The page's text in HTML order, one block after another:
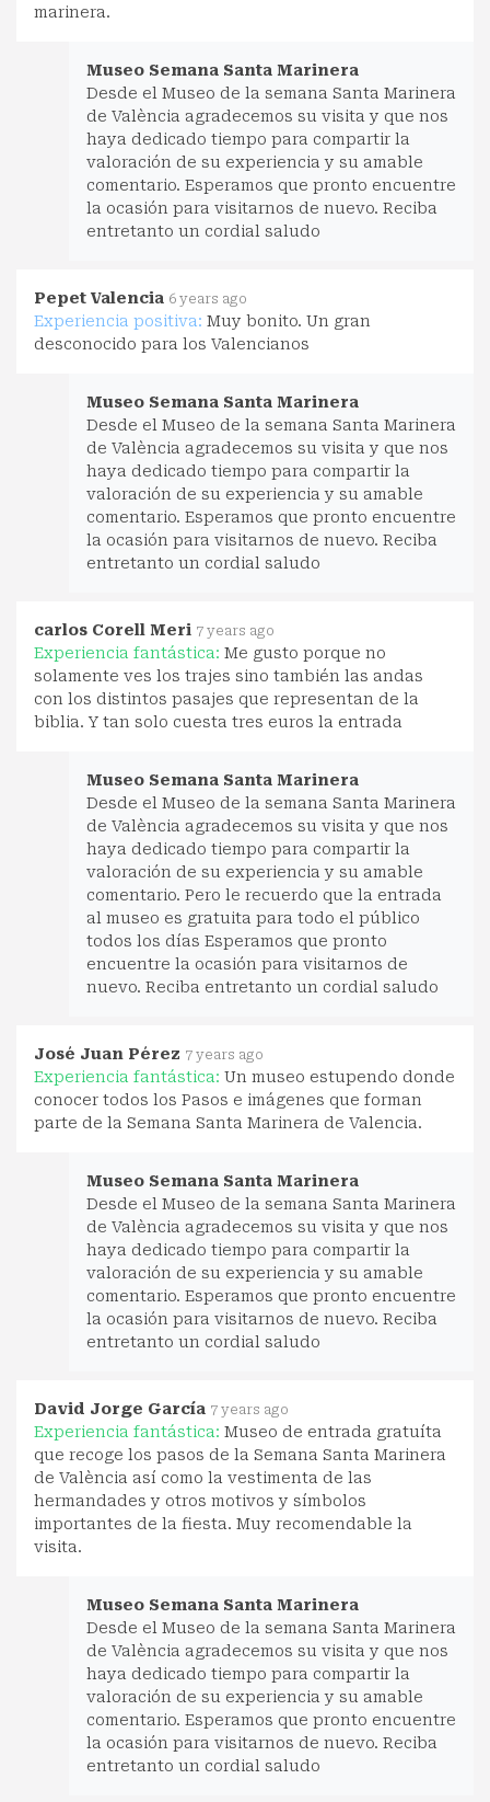
marinera.
Museo Semana Santa Marinera
Desde el Museo de la semana Santa Marinera
de València agradecemos su visita y que nos
haya dedicado tiempo para compartir la
valoración de su experiencia y su amable
comentario. Esperamos que pronto encuentre
la ocasión para visitarnos de nuevo. Reciba
entretanto un cordial saludo
Pepet Valencia 6 years ago
Experiencia positiva: Muy bonito. Un gran
desconocido para los Valencianos
Museo Semana Santa Marinera
Desde el Museo de la semana Santa Marinera
de València agradecemos su visita y que nos
haya dedicado tiempo para compartir la
valoración de su experiencia y su amable
comentario. Esperamos que pronto encuentre
la ocasión para visitarnos de nuevo. Reciba
entretanto un cordial saludo
carlos Corell Meri 7 years ago
Experiencia fantástica: Me gusto porque no
solamente ves los trajes sino también las andas
con los distintos pasajes que representan de la
biblia. Y tan solo cuesta tres euros la entrada
Museo Semana Santa Marinera
Desde el Museo de la semana Santa Marinera
de València agradecemos su visita y que nos
haya dedicado tiempo para compartir la
valoración de su experiencia y su amable
comentario. Pero le recuerdo que la entrada
al museo es gratuita para todo el público
todos los días Esperamos que pronto
encuentre la ocasión para visitarnos de
nuevo. Reciba entretanto un cordial saludo
José Juan Pérez 7 years ago
Experiencia fantástica: Un museo estupendo donde
conocer todos los Pasos e imágenes que forman
parte de la Semana Santa Marinera de Valencia.
Museo Semana Santa Marinera
Desde el Museo de la semana Santa Marinera
de València agradecemos su visita y que nos
haya dedicado tiempo para compartir la
valoración de su experiencia y su amable
comentario. Esperamos que pronto encuentre
la ocasión para visitarnos de nuevo. Reciba
entretanto un cordial saludo
David Jorge García 7 years ago
Experiencia fantástica: Museo de entrada gratuíta
que recoge los pasos de la Semana Santa Marinera
de València así como la vestimenta de las
hermandades y otros motivos y símbolos
importantes de la fiesta. Muy recomendable la
visita.
Museo Semana Santa Marinera
Desde el Museo de la semana Santa Marinera
de València agradecemos su visita y que nos
haya dedicado tiempo para compartir la
valoración de su experiencia y su amable
comentario. Esperamos que pronto encuentre
la ocasión para visitarnos de nuevo. Reciba
entretanto un cordial saludo